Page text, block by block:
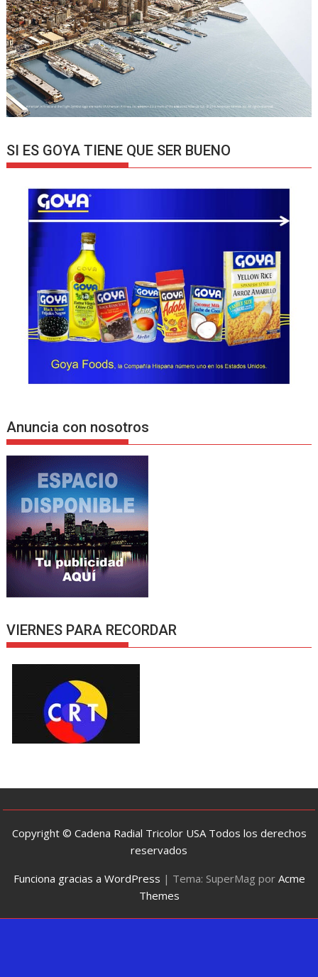
SI ES GOYA TIENE QUE SER BUENO
Anuncia con nosotros
VIERNES PARA RECORDAR
Copyright © Cadena Radial Tricolor USA Todos los derechos
reservados
Funciona gracias a WordPress | Tema: SuperMag por Acme
Themes